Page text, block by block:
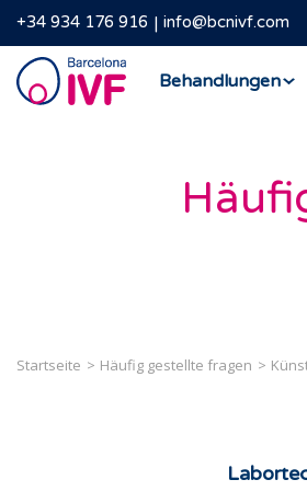
+34 934 176 916 info@bcnivf.com
Barcelona
IVF
Behandlungen
Startseite Häufig gestellte fragen